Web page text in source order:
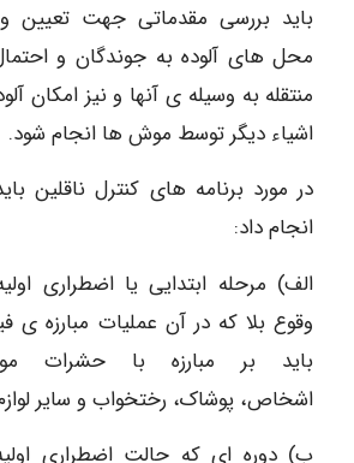
باید بررسی مقدماتی جهت
محل های آلوده به جوندگان و
منتقله به وسیله ی آنها و نیز امکان
اشیاء دیگر توسط موش ها انجام شود.
در مورد برنامه های کنترل ناقلین
انجام داد:
الف) مرحله ابتدایی یا اضطراری
وقوع بلا که در آن عملیات مبارزه ی
باید بر مبارزه با حشرات
اشخاص، پوشاک، رختخواب و سایر
ب) دوره ای که حالت اضطراری